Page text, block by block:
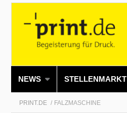
NEWS STELLENMARKT
PRINT.DE FALZMASCHINE